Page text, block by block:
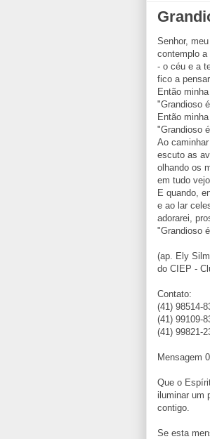
Senhor,
contemplo
- o céu e a
fico a
Então
"Grandioso
Então
"Grandioso
Ao
escuto as
olhando os
em tudo
E quando,
e ao lar
adorarei,
"Grandioso
(ap. Ely
do CIEP -
Contato:
(41) 98514-
(41) 99109-
(41) 99821-
Mensagem
Que o
iluminar um
contigo.
Se esta